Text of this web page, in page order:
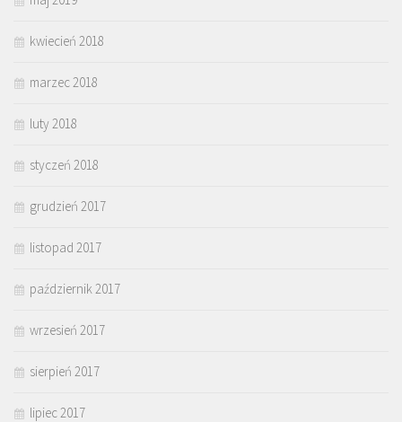
kwiecień 2018
marzec 2018
luty 2018
styczeń 2018
grudzień 2017
listopad 2017
październik 2017
wrzesień 2017
sierpień 2017
lipiec 2017